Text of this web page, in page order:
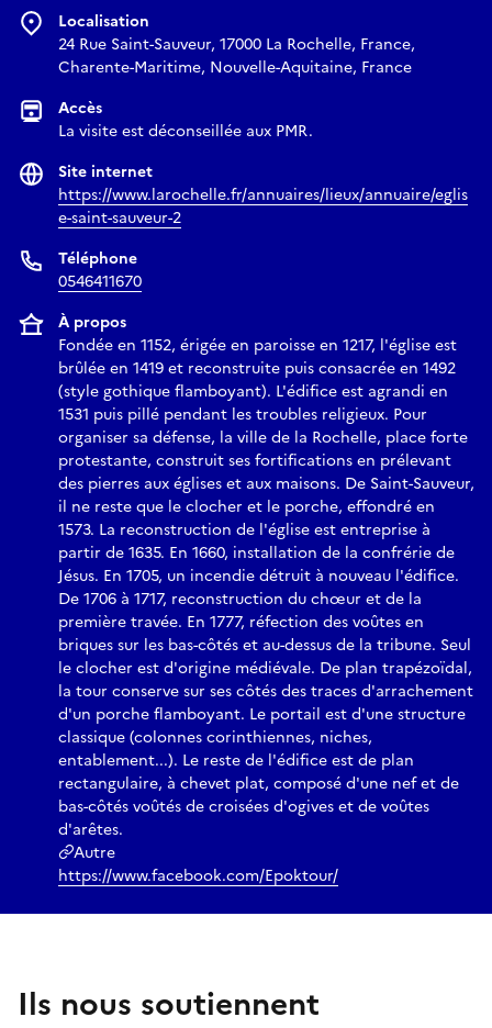
Localisation
24 Rue Saint-Sauveur, 17000 La Rochelle, France,
Charente-Maritime, Nouvelle-Aquitaine, France
Accès
La visite est déconseillée aux PMR.
Site internet
https://www.larochelle.fr/annuaires/lieux/annuaire/eglis
e-saint-sauveur-2
Téléphone
0546411670
À propos
Fondée en 1152, érigée en paroisse en 1217, l'église est
brûlée en 1419 et reconstruite puis consacrée en 1492
(style gothique flamboyant). L'édifice est agrandi en
1531 puis pillé pendant les troubles religieux. Pour
organiser sa défense, la ville de la Rochelle, place forte
protestante, construit ses fortifications en prélevant
des pierres aux églises et aux maisons. De Saint-Sauveur,
il ne reste que le clocher et le porche, effondré en
1573. La reconstruction de l'église est entreprise à
partir de 1635. En 1660, installation de la confrérie de
Jésus. En 1705, un incendie détruit à nouveau l'édifice.
De 1706 à 1717, reconstruction du chœur et de la
première travée. En 1777, réfection des voûtes en
briques sur les bas-côtés et au-dessus de la tribune. Seul
le clocher est d'origine médiévale. De plan trapézoïdal,
la tour conserve sur ses côtés des traces d'arrachement
d'un porche flamboyant. Le portail est d'une structure
classique (colonnes corinthiennes, niches,
entablement...). Le reste de l'édifice est de plan
rectangulaire, à chevet plat, composé d'une nef et de
bas-côtés voûtés de croisées d'ogives et de voûtes
d'arêtes.
Autre
https://www.facebook.com/Epoktour/
Ils nous soutiennent